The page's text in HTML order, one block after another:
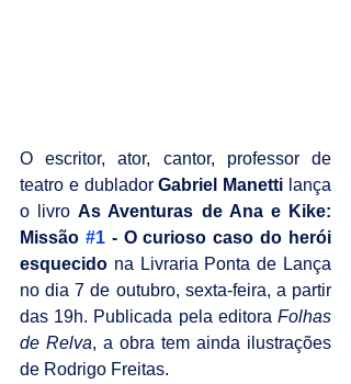
O escritor, ator, cantor, professor de
teatro e dublador Gabriel Manetti lança
o livro As Aventuras de Ana e Kike:
Missão #1 - O curioso caso do herói
esquecido na Livraria Ponta de Lança
no dia 7 de outubro, sexta-feira, a partir
das 19h. Publicada pela editora Folhas
de Relva, a obra tem ainda ilustrações
de Rodrigo Freitas.